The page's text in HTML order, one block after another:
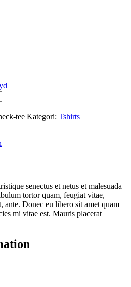
tee Kategori: Tshirts
senectus et netus et malesuada
tortor quam, feugiat vitae,
ante. Donec eu libero sit amet quam
mi vitae est. Mauris placerat